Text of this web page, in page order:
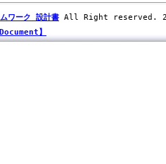
ムワーク 設計書 All Right reserved.
】